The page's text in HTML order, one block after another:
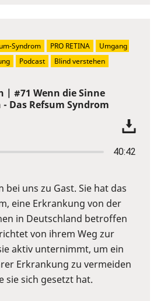
| #71 Wenn die Sinne
Das Refsum Syndrom
40:42
bei uns zu Gast. Sie hat das
eine Erkrankung von der
in Deutschland betroffen
von ihrem Weg zur
aktiv unternimmt, um ein
Erkrankung zu vermeiden
sie sich gesetzt hat.
Syndrom PRO RETINA
Umgang
Podcast Blind verstehen